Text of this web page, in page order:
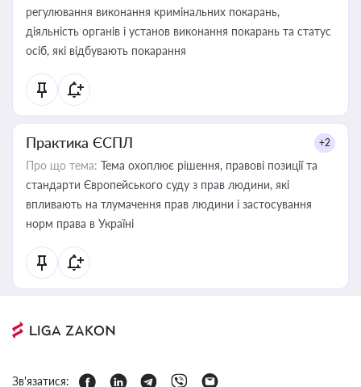
регулювання виконання кримінальних покарань,
діяльність органів і установ виконання покарань та статус
осіб, які відбувають покарання
Практика ЄСПЛ +2
Про що тема: Тема охоплює рішення, правові позиції та
стандарти Європейського суду з прав людини, які
впливають на тлумачення прав людини і застосування
норм права в Україні
Зв'язатися: